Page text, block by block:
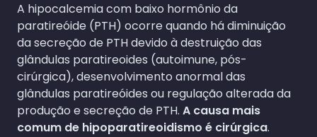
A hipocalcemia com baixo hormônio da
paratireóide (PTH) ocorre quando há diminuição
da secreção de PTH devido à destruição das
glândulas paratireoides (autoimune, pós-
cirúrgica), desenvolvimento anormal das
glândulas paratireóides ou regulação alterada da
produção e secreção de PTH. A causa mais
comum de hipoparatireoidismo é cirúrgica.